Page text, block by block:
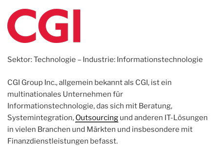
Sektor: Technologie – Industrie: Informationstechnologie
CGI Group Inc., allgemein bekannt als CGI, ist ein
multinationales Unternehmen für
Informationstechnologie, das sich mit Beratung,
Systemintegration, Outsourcing und anderen IT-Lösungen
in vielen Branchen und Märkten und insbesondere mit
Finanzdienstleistungen befasst.